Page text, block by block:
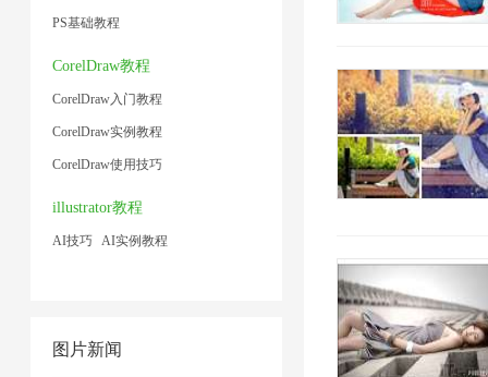
PS基础教程
CorelDraw教程
CorelDraw入门教程
CorelDraw实例教程
CorelDraw使用技巧
illustrator教程
AI技巧 AI实例教程
图片新闻